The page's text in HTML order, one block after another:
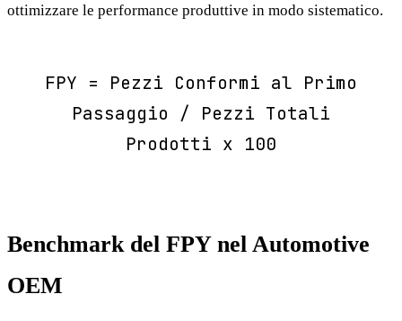
ottimizzare le performance produttive in modo sistematico.
FPY = Pezzi Conformi al Primo
Passaggio / Pezzi Totali
Prodotti x 100
Benchmark del FPY nel Automotive
OEM